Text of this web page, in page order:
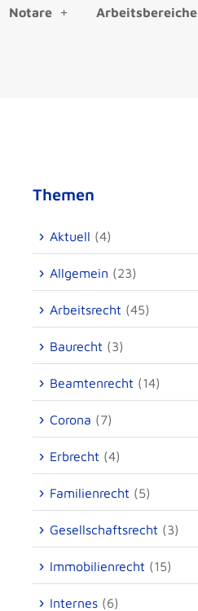
Notare Arbeitsbereiche
Themen
Aktuell (4)
Allgemein (23)
Arbeitsrecht (45)
Baurecht (3)
Beamtenrecht (14)
Corona (7)
Erbrecht (4)
Familienrecht (5)
Gesellschaftsrecht (3)
Immobilienrecht (15)
Internes(6)